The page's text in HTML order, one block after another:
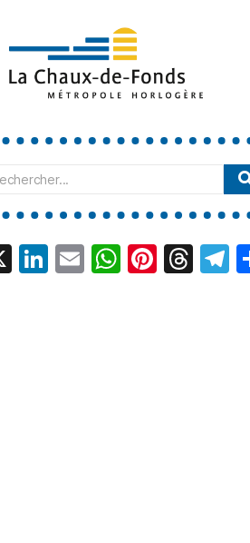
X LinkedIn
Email